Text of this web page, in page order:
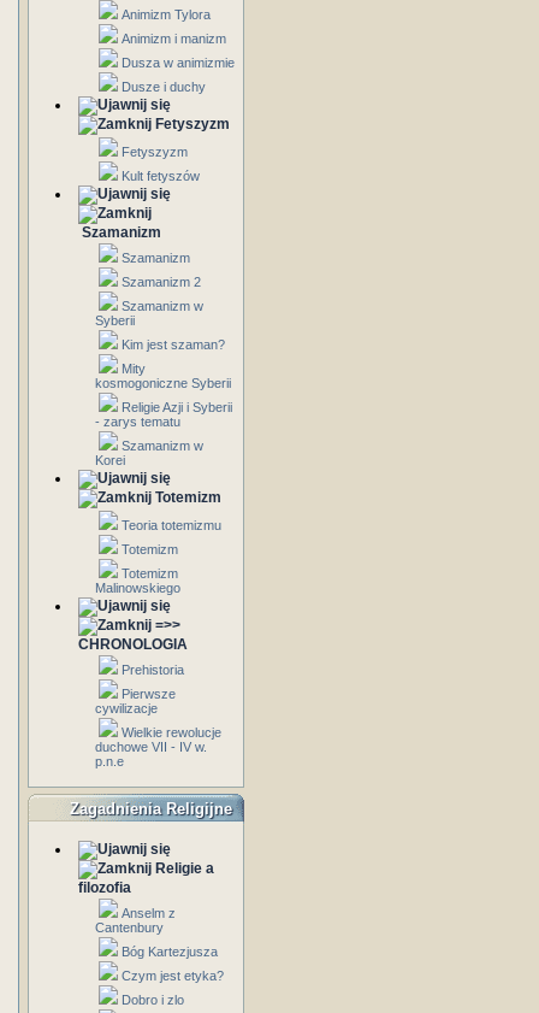
Animizm Tylora
Animizm i manizm
Dusza w animizmie
Dusze i duchy
Fetyszyzm
Fetyszyzm
Kult fetyszów
Szamanizm
Szamanizm
Szamanizm 2
Szamanizm w
Syberii
Kim jest szaman?
Mity
kosmogoniczne Syberii
Religie Azji i Syberii
- zarys tematu
Szamanizm w
Korei
Totemizm
Teoria totemizmu
Totemizm
Totemizm
Malinowskiego
=>>
CHRONOLOGIA
Prehistoria
Pierwsze
cywilizacje
Wielkie rewolucje
duchowe VII - IV w.
p.n.e
Zagadnienia Religijne
Religie a
filozofia
Anselm z
Cantenbury
Bóg Kartezjusza
Czym jest etyka?
Dobro i zlo